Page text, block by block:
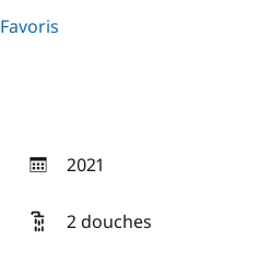
Favoris
2021
année
2 douches